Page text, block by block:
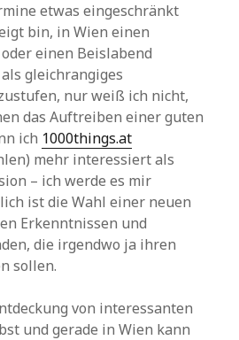
etwas eingeschränkt
bin, in Wien einen
einen Beislabend
gleichrangiges
nur weiß ich nicht,
das Auftreiben einer guten
ich 1000things.at
mehr interessiert als
– ich werde es mir
ist die Wahl einer neuen
Erkenntnissen und
die irgendwo ja ihren
sollen.
von interessanten
und gerade in Wien kann